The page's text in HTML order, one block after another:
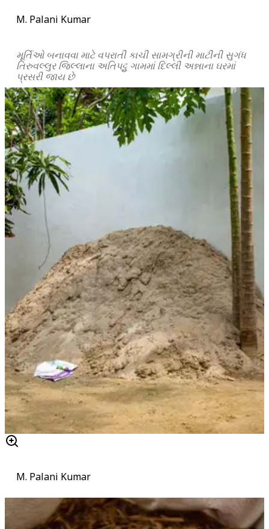
M. Palani Kumar
મૂર્તિઓ બનાવવા માટે વપરાતી કાચી સામગ્રીની માટીની સુગંધ
તિરુવલ્લુર જિલ્લાના અતિપટ્ટુ ગામમાં દિલ્લી અન્નાના ઘરમાં
પ્રસરી જાય છે
M. Palani Kumar